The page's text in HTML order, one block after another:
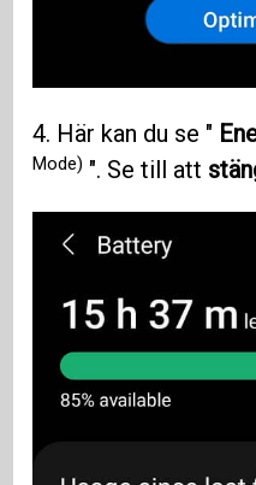
4. Här kan du se "
Mode) ". Se till att